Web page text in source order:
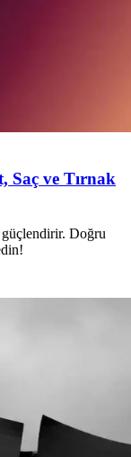
Saç ve Tırnak
güçlendirir. Doğru